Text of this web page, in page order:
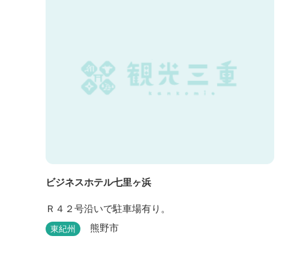
ビジネスホテル七里ヶ浜
Ｒ４２号沿いで駐車場有り。
東紀州 熊野市